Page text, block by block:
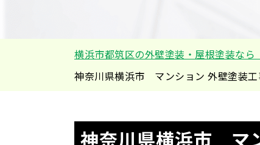
横浜市都筑区の外壁塗装・屋根塗装なら
神奈川県横浜市 マンション 外壁塗装工
神奈川県横浜市 マ